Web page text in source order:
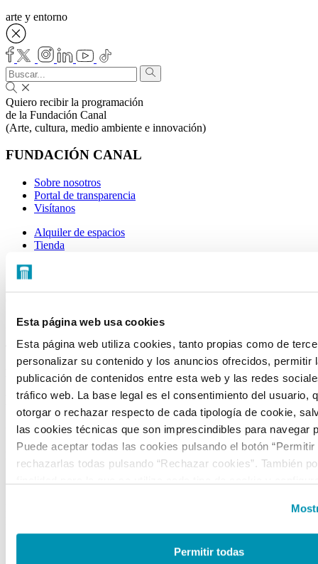
Esta página web usa cookies
Esta página web utiliza cookies, tanto propias como de
personalizar su contenido y los anuncios ofrecidos, permitir
publicación de contenidos entre esta web y las redes
tráfico web. La base legal es el consentimiento del usuario,
otorgar o rechazar respecto de cada tipología de cookie,
las cookies técnicas que son imprescindibles para navegar
Puede aceptar todas las cookies pulsando el botón “Permitir
rechazarlas todas pulsando “Rechazar cookies”. También
la web, responsable del tratamiento de las cookies, y sus
accesibles en elAviso Legal. Puede obtener más
de cookies en esta web haciendo clicaquí.
Permitir todas
arte y entorno
Quiero recibir la programación
de la Fundación Canal
(Arte, cultura, medio ambiente e innovación)
FUNDACIÓN CANAL
Sobre nosotros
Portal de transparencia
Visítanos
Alquiler de espacios
Tienda
CONTACTO
28036 Madrid
Tel.: +34 91 545 15 01
Email:
info@fundacioncanal.es
HORARIOS
Oficina:de lunes a viernes de 9 a 18 h.
EXPOSICIONES
Sala Mateo Inurria 2: